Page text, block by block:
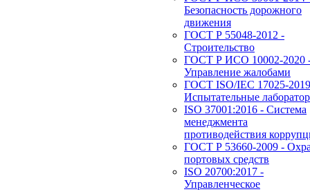
Безопасность дорожного
движения
ГОСТ Р 55048-2012 -
Строительство
ГОСТ Р ИСО 10002-2020
Управление жалобами
ГОСТ ISO/IEC 17025-
Испытательные
ISO 37001:2016 - Система
менеджмента
противодействия
ГОСТ Р 53660-2009 -
портовых средств
ISO 20700:2017 -
Управленческое